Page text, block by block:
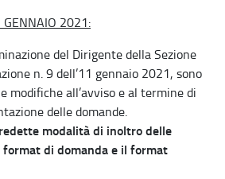
GENNAIO 2021:
del Dirigente della Sezione
n. 9 dell’11 gennaio 2021, sono
modifiche all’avviso e al termine di
delle domande.
modalità di inoltro delle
di domanda e il format